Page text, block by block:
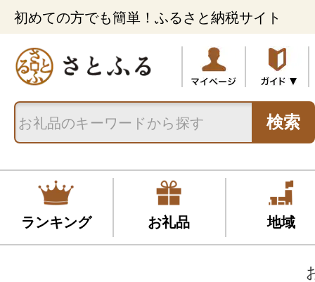
初めての方でも簡単！ふるさと納税サイト
検索
ランキング お礼品 地域